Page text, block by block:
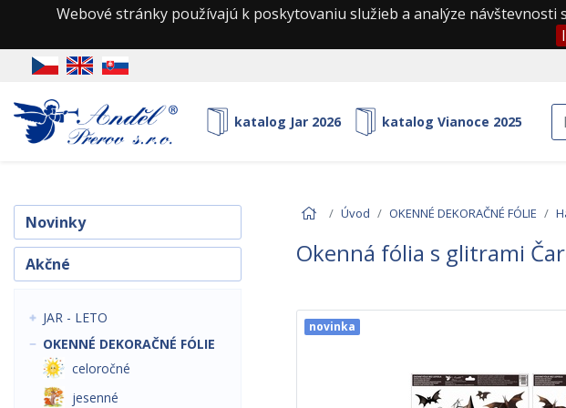
Webové stránky používajú k poskytovaniu služieb a analýze
katalog Jar 2026 katalog Vianoce 2025
Novinky
Akčné
JAR - LETO
OKENNÉ DEKORAČNÉ FÓLIE
celoročné
jesenné
Úvod OKENNÉ DEKORAČNÉ FÓLIE
Okenná fólia s glitrami
novinka